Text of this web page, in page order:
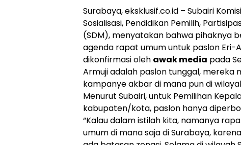
Surabaya, eksklusif.co.id – Subairi
Sosialisasi, Pendidikan Pemilih,
(SDM), menyatakan bahwa pihaknya
agenda rapat umum untuk paslon Eri-
dikonfirmasi oleh awak media pada
Armuji adalah paslon tunggal, mereka
kampanye akbar di mana pun di
Menurut Subairi, untuk Pemilihan
kabupaten/kota, paslon hanya
“Kalau dalam istilah kita, namanya
umum di mana saja di Surabaya,